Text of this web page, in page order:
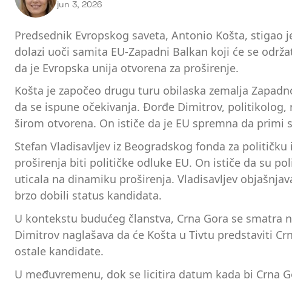
jun 3, 2026
Predsednik Evropskog saveta, Antonio Košta,
dolazi uoči samita EU-Zapadni Balkan koji će se
da je Evropska unija otvorena za proširenje.
Košta je započeo drugu turu obilaska zemalja
da se ispune očekivanja. Đorđe Dimitrov, politikolog,
širom otvorena. On ističe da je EU spremna da primi
Stefan Vladisavljev iz Beogradskog fonda za
proširenja biti političke odluke EU. On ističe da su
uticala na dinamiku proširenja. Vladisavljev
brzo dobili status kandidata.
U kontekstu budućeg članstva, Crna Gora se
Dimitrov naglašava da će Košta u Tivtu predstaviti
ostale kandidate.
U međuvremenu, dok se licitira datum kada bi Crna